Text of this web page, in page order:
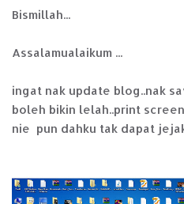
Bismillah...
Assalamualaikum ...
ingat nak update blog..nak
boleh bikin lelah..print
nie pun dahku tak dapat